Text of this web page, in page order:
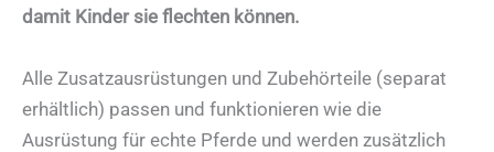
damit Kinder sie flechten können.
Alle Zusatzausrüstungen und Zubehörteile (separat
erhältlich) passen und funktionieren wie die
Ausrüstung für echte Pferde und werden zusätzlich